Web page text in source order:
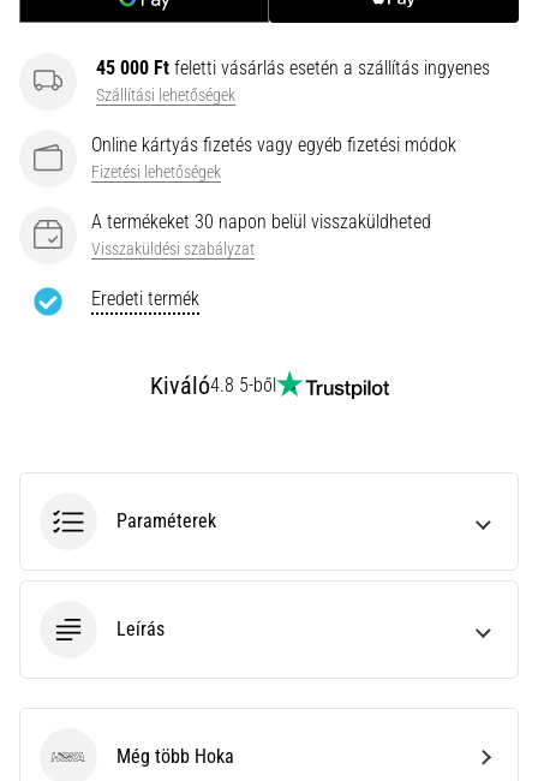
A
más
szalag
szindróma
egy
gyakori
egészségügyi
Minden cikk
45 000 Ft feletti vásárlás esetén a szállítás ingyenes
Szállítási lehetőségek
Online kártyás fizetés vagy egyéb fizetési módok
Fizetési lehetőségek
A termékeket 30 napon belül visszaküldheted
Visszaküldési szabályzat
Eredeti termék
Kiváló4.8 5-ből
Paraméterek
Leírás
Hoka Még több Hoka